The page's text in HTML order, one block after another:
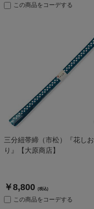
この商品をコーデする
三分紐帯締（市松）『花しお
り』【大原商店】
￥8,800 (税込)
この商品をコーデする